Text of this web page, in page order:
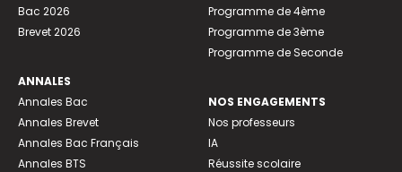
Bac 2026
Brevet 2026
ANNALES
Annales Bac
Annales Brevet
Annales Bac Français
Annales BTS
Programme de 4ème
Programme de 3ème
Programme de Seconde
NOS ENGAGEMENTS
Nos professeurs
IA
Réussite scolaire